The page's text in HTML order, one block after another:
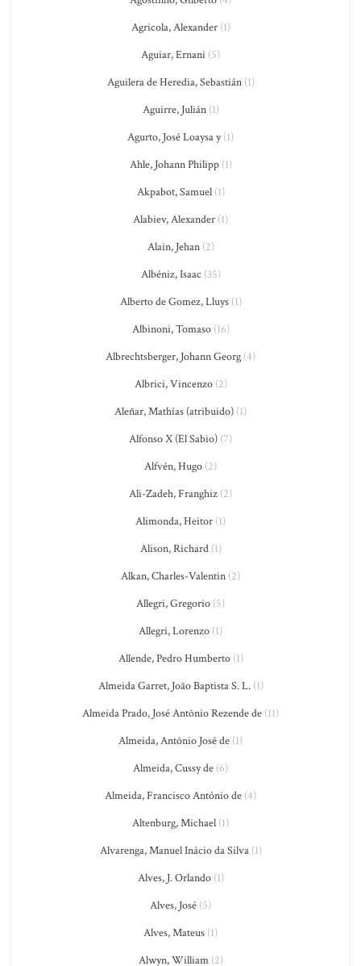
Agricola, Alexander(1)
Aguiar, Ernani (5)
Aguilera de Heredia, Sebastián(1)
Aguirre, Julián(1)
Agurto, José Loaysa y(1)
Ahle, Johann Philipp(1)
Akpabot, Samuel(1)
Alabiev, Alexander (1)
Alain, Jehan(2)
Albéniz, Isaac (35)
Alberto de Gomez, Lluys(1)
Albinoni, Tomaso(16)
Albrechtsberger, Johann Georg (4)
Albrici, Vincenzo(2)
Aleñar, Mathías (atribuido) (1)
Alfonso X (El Sabio) (7)
Alfvén, Hugo (2)
Ali-Zadeh, Franghiz (2)
Alimonda, Heitor (1)
Alison, Richard(1)
Alkan, Charles-Valentin (2)
Allegri, Gregorio (5)
Allegri, Lorenzo (1)
Allende, Pedro Humberto(1)
Almeida Garret, João Baptista S. L.(1)
Almeida Prado, José Antônio Rezende de (11)
Almeida, Antônio José de (1)
Almeida, Cussy de (6)
Almeida, Francisco António de (4)
Altenburg, Michael (1)
Alvarenga, Manuel Inácio da Silva(1)
Alves, J. Orlando(1)
Alves, José (5)
Alves, Mateus (1)
Alwyn, William(2)